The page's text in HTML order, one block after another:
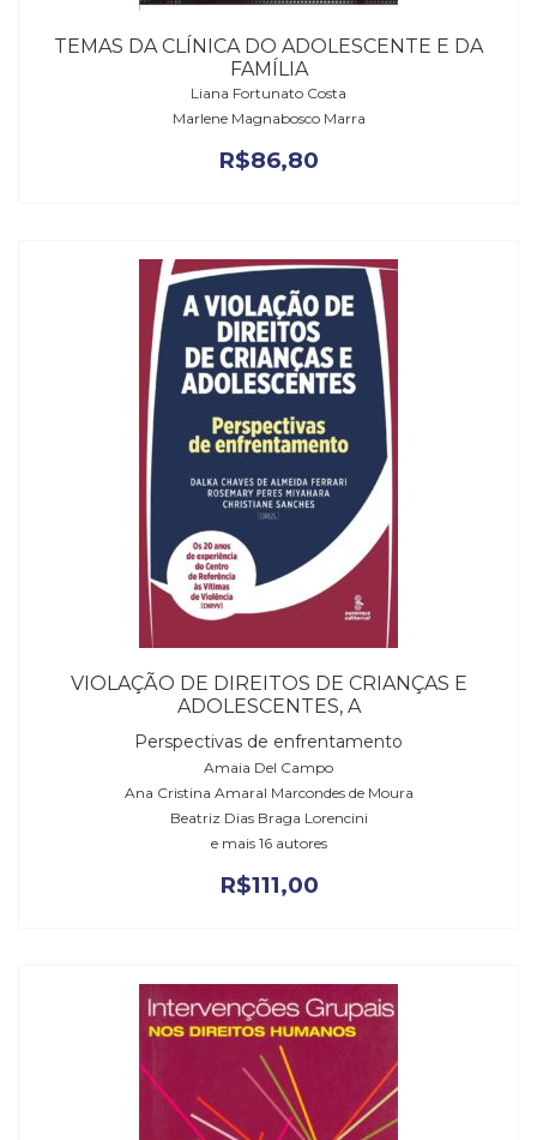
TEMAS DA CLÍNICA DO ADOLESCENTE E DA
FAMÍLIA
Liana Fortunato Costa
Marlene Magnabosco Marra
R$86,80
VIOLAÇÃO DE DIREITOS DE CRIANÇAS E
ADOLESCENTES, A
Perspectivas de enfrentamento
Amaia Del Campo
Ana Cristina Amaral Marcondes de Moura
Beatriz Dias Braga Lorencini
e mais 16 autores
R$111,00